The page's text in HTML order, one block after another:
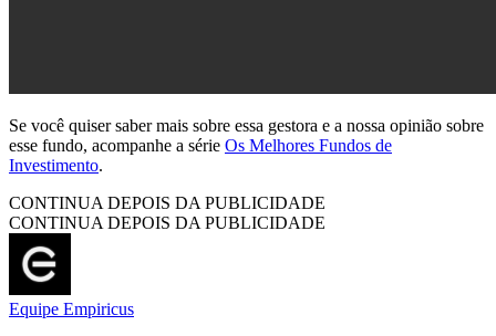
Se você quiser saber mais sobre essa gestora e a nossa opinião sobre
esse fundo, acompanhe a série Os Melhores Fundos de
Investimento.
CONTINUA DEPOIS DA PUBLICIDADE
CONTINUA DEPOIS DA PUBLICIDADE
Equipe Empiricus